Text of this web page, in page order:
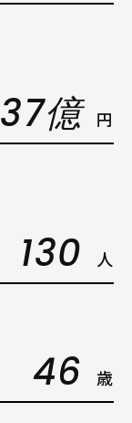
37億 円
130 人
46 歳